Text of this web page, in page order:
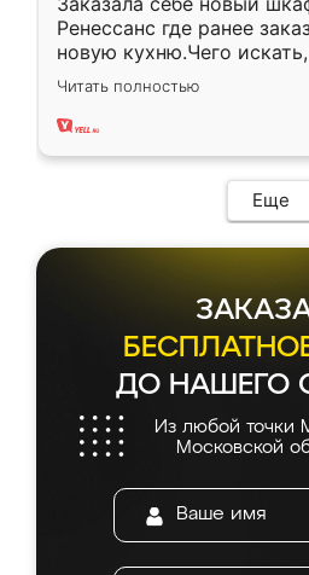
Ренессанс где ранее
новую кухню.Чего
вполне довольна. Служит
два года, нареканий нет.
Читать полностью
Еще
ДО НАШЕГО
Из любой точки
Московской